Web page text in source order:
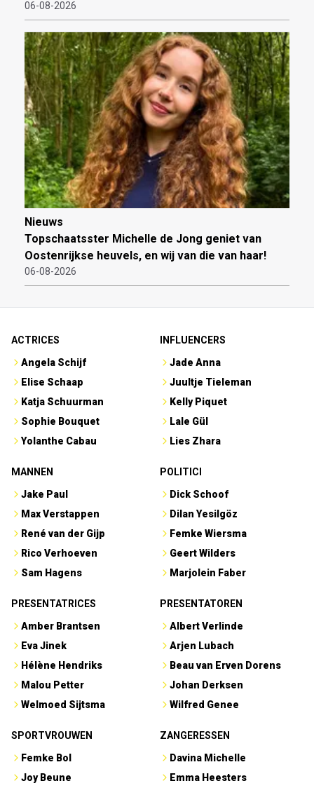
06-08-2026
Nieuws
Topschaatsster Michelle de Jong geniet van
Oostenrijkse heuvels, en wij van die van haar!
06-08-2026
ACTRICES
Angela Schijf
Elise Schaap
Katja Schuurman
Sophie Bouquet
Yolanthe Cabau
INFLUENCERS
Jade Anna
Juultje Tieleman
Kelly Piquet
Lale Gül
Lies Zhara
MANNEN
Jake Paul
Max Verstappen
René van der Gijp
Rico Verhoeven
Sam Hagens
POLITICI
Dick Schoof
Dilan Yesilgöz
Femke Wiersma
Geert Wilders
Marjolein Faber
PRESENTATRICES
Amber Brantsen
Eva Jinek
Hélène Hendriks
Malou Petter
Welmoed Sijtsma
PRESENTATOREN
Albert Verlinde
Arjen Lubach
Beau van Erven Dorens
Johan Derksen
Wilfred Genee
SPORTVROUWEN
Femke Bol
Joy Beune
ZANGERESSEN
Davina Michelle
Emma Heesters